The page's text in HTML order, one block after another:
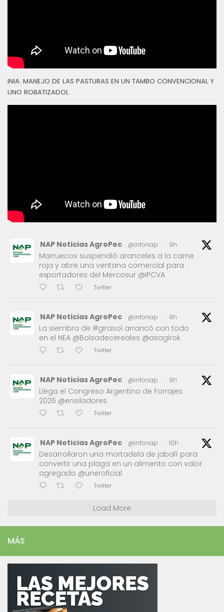
INIA: MANEJO DE LAS PASTURAS EN UN TAMBO CONVENCIONAL Y
UNO ROBATIZADOL
NAP Noticias AgroPec @infonap · 9h
Marruecos suspendió aranceles a la carne
roja y abre una ventana comercial para
exportadores del Mercosur @IPCVA
Twitter
NAP Noticias AgroPec @infonap · 9h
La siembra de #girasol arrancó con todo
en el NEA @Bolsadecereales @asagirok
Twitter
NAP Noticias AgroPec @infonap · 9h
Llega el Congreso Argentino de Forrajes
2026 @ensiladores
Twitter
NAP Noticias AgroPec @infonap · 10h
Desarrollaron una mortadela de jabalí para
convertir una plaga en un alimento con valor
agregado @uneroficial
Twitter
Load More
MÁS